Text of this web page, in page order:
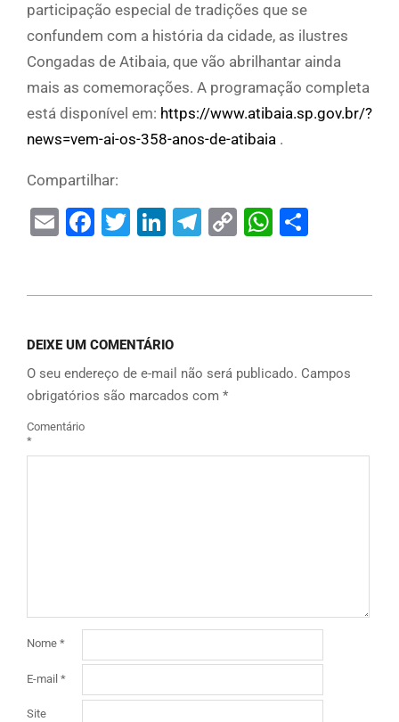
participação especial de tradições que se
confundem com a história da cidade, as ilustres
Congadas de Atibaia, que vão abrilhantar ainda
mais as comemorações. A programação completa
está disponível em: https://www.atibaia.sp.gov.br/?
news=vem-ai-os-358-anos-de-atibaia .
Compartilhar:
EmailFacebook
Twitter
LinkedIn
Telegram
Copy
DEIXE UM COMENTÁRIO
O seu endereço de e-mail não será publicado. Campos
obrigatórios são marcados com *
Comentário
*
Nome *
E-mail *
Site